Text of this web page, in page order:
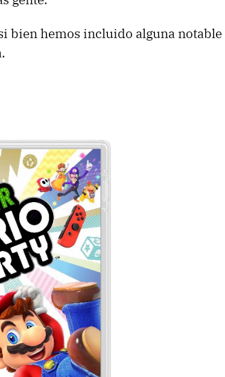
bien hemos incluido alguna notable